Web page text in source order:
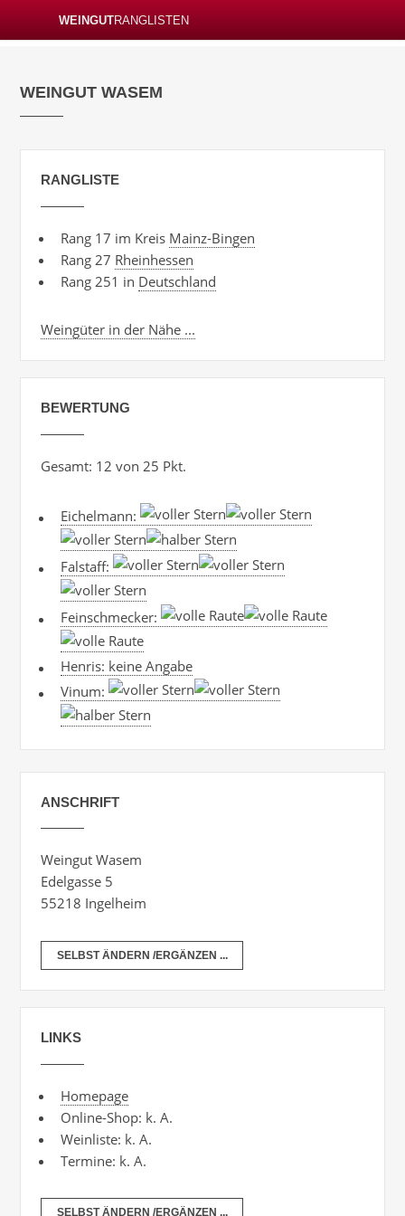
WEINGUTRANGLISTEN
WEINGUT WASEM
RANGLISTE
Rang 17 im Kreis Mainz-Bingen
Rang 27 Rheinhessen
Rang 251 in Deutschland
Weingüter in der Nähe ...
BEWERTUNG
Gesamt: 12 von 25 Pkt.
Eichelmann:
Falstaff:
Feinschmecker:
Henris: keine Angabe
Vinum:
ANSCHRIFT
Weingut Wasem
Edelgasse 5
55218 Ingelheim
SELBST ÄNDERN /ERGÄNZEN ...
LINKS
Homepage
Online-Shop: k. A.
Weinliste: k. A.
Termine: k. A.
SELBST ÄNDERN /ERGÄNZEN ...